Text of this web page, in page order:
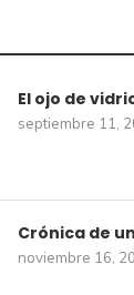
El ojo de
septiembre 11,
Crónica de
noviembre 16,